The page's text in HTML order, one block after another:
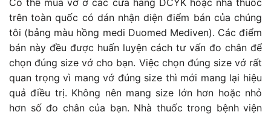
Có thể mua vớ ở các cửa hàng DCYK hoặc nhà thuốc
trên toàn quốc có dán nhận diện điểm bán của chúng
tôi (bảng màu hồng medi Duomed Mediven). Các điểm
bán này đều được huấn luyện cách tư vấn đo chân để
chọn đúng size vớ cho bạn. Việc chọn đúng size vớ rất
quan trọng vì mang vớ đúng size thì mới mang lại hiệu
quả điều trị. Không nên mang size lớn hơn hoặc nhỏ
hơn số đo chân của bạn. Nhà thuốc trong bệnh viện